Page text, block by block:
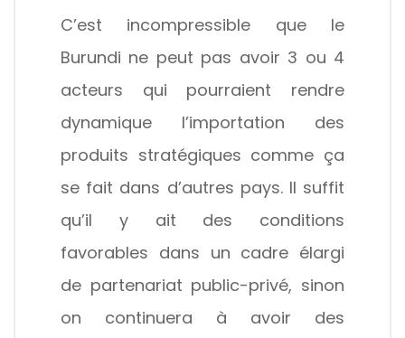
C’est incompressible que le
Burundi ne peut pas avoir 3 ou 4
acteurs qui pourraient rendre
dynamique l’importation des
produits stratégiques comme ça
se fait dans d’autres pays. Il suffit
qu’il y ait des conditions
favorables dans un cadre élargi
de partenariat public-privé, sinon
on continuera à avoir des